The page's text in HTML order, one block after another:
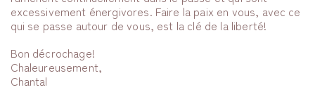
excessivement énergivores. Faire la paix en vous, avec ce
qui se passe autour de vous, est la clé de la liberté!
Bon décrochage!
Chaleureusement,
Chantal